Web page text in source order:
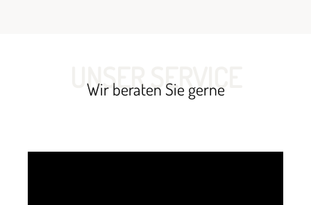
UNSER SERVICE
Wir beraten Sie gerne